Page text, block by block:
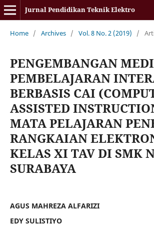
Jurnal Pendidikan Teknik Elektro
Home / Archives / Vol. 8 No. 2 (2019) /
PENGEMBANGAN
PEMBELAJARAN
BERBASIS CAI
ASSISTED
MATA PELAJARAN
RANGKAIAN
KELAS XI TAV DI SMK
SURABAYA
AGUS MAHREZA ALFARIZI
EDY SULISTIYO